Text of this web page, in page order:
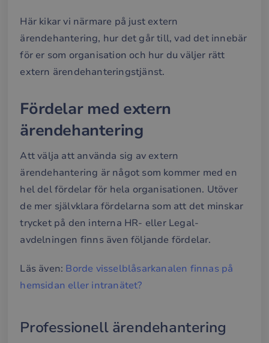
Här kikar vi närmare på just extern
ärendehantering, hur det går till, vad det innebär
för er som organisation och hur du väljer rätt
extern ärendehanteringstjänst.
Fördelar med extern
ärendehantering
Att välja att använda sig av extern
ärendehantering är något som kommer med en
hel del fördelar för hela organisationen. Utöver
de mer självklara fördelarna som att det minskar
trycket på den interna HR- eller Legal-
avdelningen finns även följande fördelar.
Läs även: Borde visselblåsarkanalen finnas på
hemsidan eller intranätet?
Professionell ärendehantering